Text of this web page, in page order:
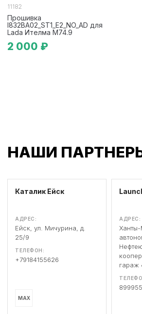
11182
Прошивка
I832BA02_ST1_E2_NO_AD для
Lada Ителма М74.9
2 000 ₽
НАШИ
Каталик Ейск
АДРЕС:
Ейск, ул. Мичурина, д.
25/9
ТЕЛЕФОН:
+79184155626
MAX
АДРЕС:
гараж